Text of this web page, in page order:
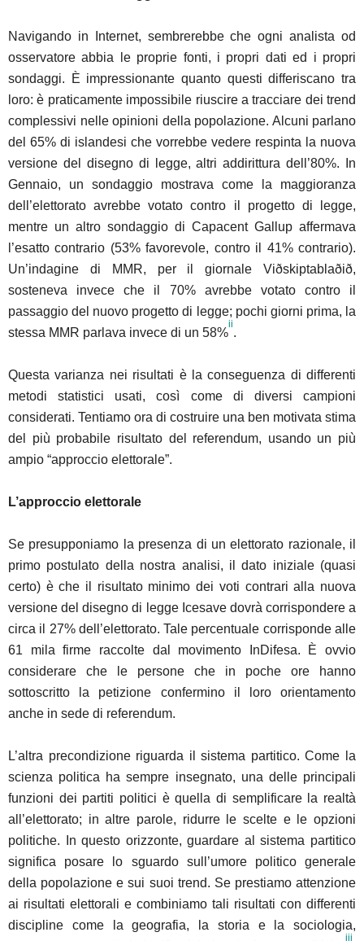
Navigando in Internet, sembrerebbe che ogni analista od
osservatore abbia le proprie fonti, i propri dati ed i propri
sondaggi. È impressionante quanto questi differiscano tra
loro: è praticamente impossibile riuscire a tracciare dei trend
complessivi nelle opinioni della popolazione. Alcuni parlano
del 65% di islandesi che vorrebbe vedere respinta la nuova
versione del disegno di legge, altri addirittura dell’80%. In
Gennaio, un sondaggio mostrava come la maggioranza
dell’elettorato avrebbe votato contro il progetto di legge,
mentre un altro sondaggio di Capacent Gallup affermava
l’esatto contrario (53% favorevole, contro il 41% contrario).
Un’indagine di MMR, per il giornale Viðskiptablaðið,
sosteneva invece che il 70% avrebbe votato contro il
passaggio del nuovo progetto di legge; pochi giorni prima, la
stessa MMR parlava invece di un 58%
ii
.
Questa varianza nei risultati è la conseguenza di differenti
metodi statistici usati, così come di diversi campioni
considerati. Tentiamo ora di costruire una ben motivata stima
del più probabile risultato del referendum, usando un più
ampio “approccio elettorale”.
L’approccio elettorale
Se presupponiamo la presenza di un elettorato razionale, il
primo postulato della nostra analisi, il dato iniziale (quasi
certo) è che il risultato minimo dei voti contrari alla nuova
versione del disegno di legge Icesave dovrà corrispondere a
circa il 27% dell’elettorato. Tale percentuale corrisponde alle
61 mila firme raccolte dal movimento InDifesa. È ovvio
considerare che le persone che in poche ore hanno
sottoscritto la petizione confermino il loro orientamento
anche in sede di referendum.
L’altra precondizione riguarda il sistema partitico. Come la
scienza politica ha sempre insegnato, una delle principali
funzioni dei partiti politici è quella di semplificare la realtà
all’elettorato; in altre parole, ridurre le scelte e le opzioni
politiche. In questo orizzonte, guardare al sistema partitico
significa posare lo sguardo sull’umore politico generale
della popolazione e sui suoi trend. Se prestiamo attenzione
ai risultati elettorali e combiniamo tali risultati con differenti
discipline come la geografia, la storia e la sociologia,
iii